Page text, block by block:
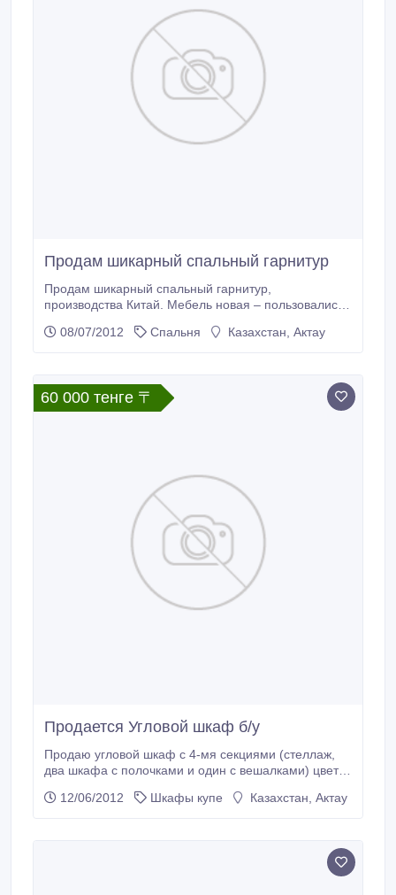
Продам шикарный спальный гарнитур
Продам шикарный спальный гарнитур,
производства Китай. Мебель новая – пользовались
другой город. тел.: 87015501050.
08/07/2012 Спальня Казахстан, Актау
60 000 тенге 〒
Продается Угловой шкаф б/у
Продаю угловой шкаф с 4-мя секциями (стеллаж,
два шкафа с полочками и один с вешалками) цвет
состояний..
12/06/2012 Шкафы купе Казахстан, Актау